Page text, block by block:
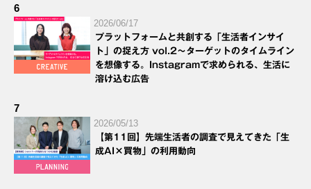
6
2026/06/17
プラットフォームと共創する「生活者インサイ
ト」の捉え方 vol.2～ターゲットのタイムライン
を想像する。Instagramで求められる、生活に
溶け込む広告
7
2026/05/13
【第11回】先端生活者の調査で見えてきた「生
成AI×買物」の利用動向